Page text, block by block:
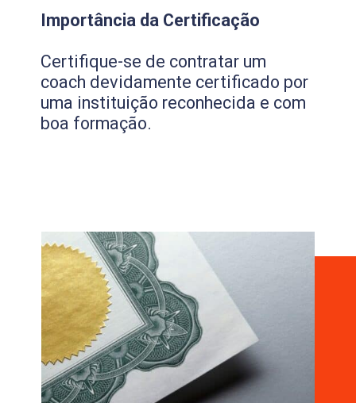
Importância da Certificação
Certifique-se de contratar um
coach devidamente certificado por
uma instituição reconhecida e com
boa formação.